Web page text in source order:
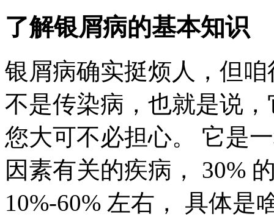
了解银屑病的基本知识
银屑病确实挺烦人，但
不是传染病，也就是说
您大可不必担心。 它是
因素有关的疾病， 30%
10%-60% 左右， 具体是